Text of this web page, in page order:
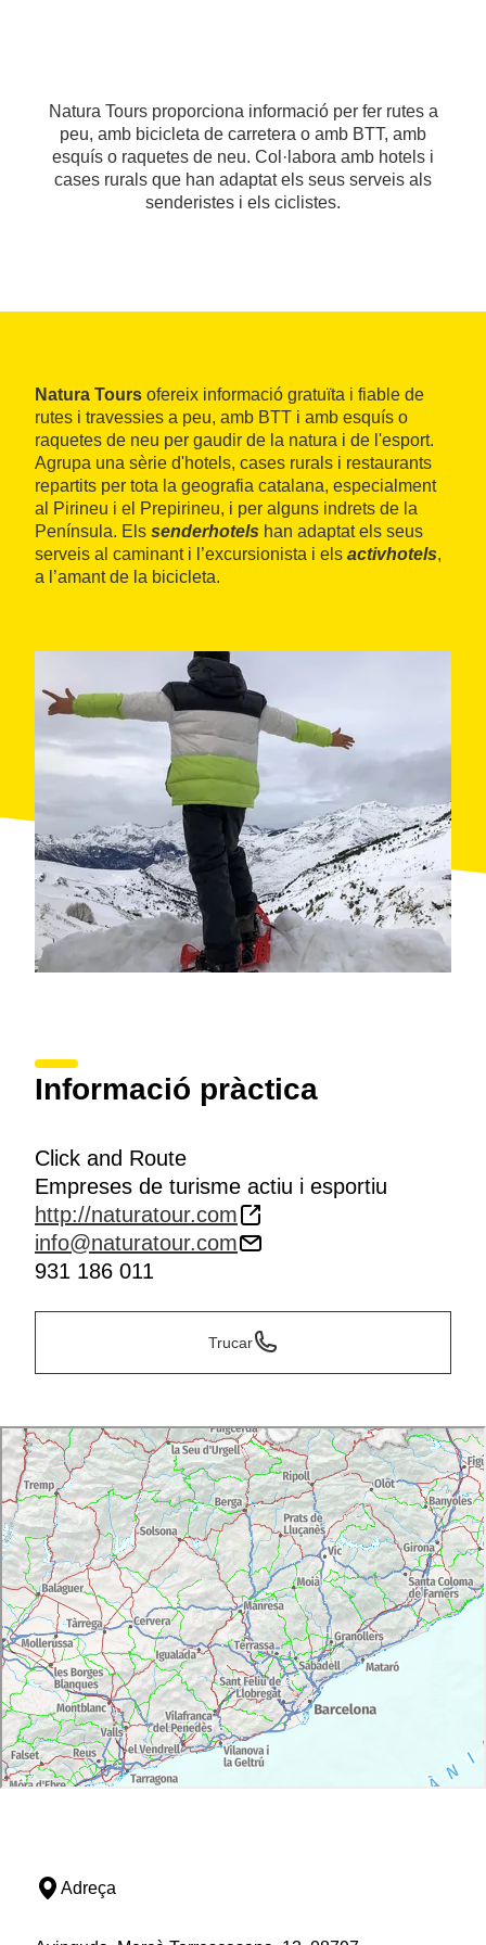
Natura Tours proporciona informació per fer rutes a
peu, amb bicicleta de carretera o amb BTT, amb
esquís o raquetes de neu. Col·labora amb hotels i
cases rurals que han adaptat els seus serveis als
senderistes i els ciclistes.
Natura Tours ofereix informació gratuïta i fiable de
rutes i travessies a peu, amb BTT i amb esquís o
raquetes de neu per gaudir de la natura i de l'esport.
Agrupa una sèrie d'hotels, cases rurals i restaurants
repartits per tota la geografia catalana, especialment
al Pirineu i el Prepirineu, i per alguns indrets de la
Península. Els senderhotels han adaptat els seus
serveis al caminant i l’excursionista i els activhotels,
a l’amant de la bicicleta.
Informació pràctica
Click and Route
Empreses de turisme actiu i esportiu
http://naturatour.com
info@naturatour.com
931 186 011
Trucar
Adreça